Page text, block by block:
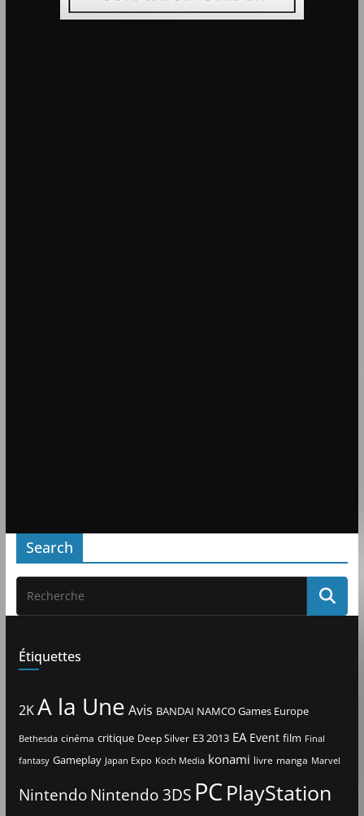
Search
Étiquettes
2KA la Une Avis BANDAI NAMCO Games Europe
Bethesda cinéma critique Deep Silver E3 2013 EA Event film Final
fantasy Gameplay Japan Expo Koch Media konami livre manga Marvel
Nintendo Nintendo 3DS PCPlayStation